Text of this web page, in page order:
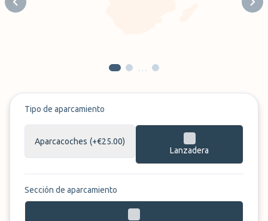
Previous slide
…
Tipo de aparcamiento
Aparcacoches (+€25.00)
Lanzadera
Sección de aparcamiento